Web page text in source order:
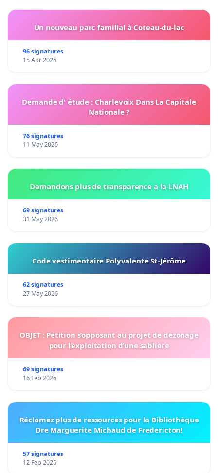
Un nouveau parc familial à Coteau-du-lac
96 signatures
15 Apr 2026
Demande d' étude : Charlevoix Dans La Capitale
Nationale ?
76 signatures
11 May 2026
Demandons plus de transparence a la LNAH
69 signatures
31 May 2026
Code vestimentaire Polyvalente St-Jérôme
62 signatures
27 May 2026
OBJET : Pétition s’opposant au projet de dézonage
pour l’exploitation d’une sablière
69 signatures
16 Feb 2026
Réclamez plus de ressources pour la Bibliothèque
Dre Marguerite Michaud de Fredericton!
57 signatures
12 Feb 2026